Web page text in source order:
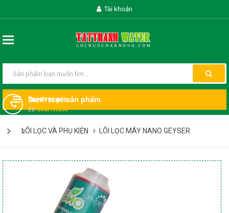
Tài khoản
0869 750 850
DĐ:0868750850
Danh mục sản phẩm
LÕI LỌC VÀ PHỤ KIỆN LÕI LỌC MÁY NANO GEYSER